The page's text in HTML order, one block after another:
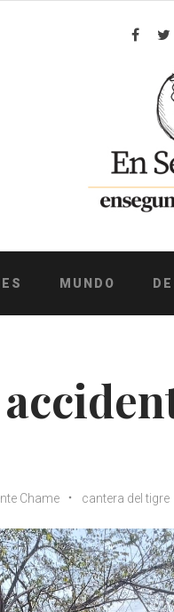
MUNDO
Chame cantera del tigre